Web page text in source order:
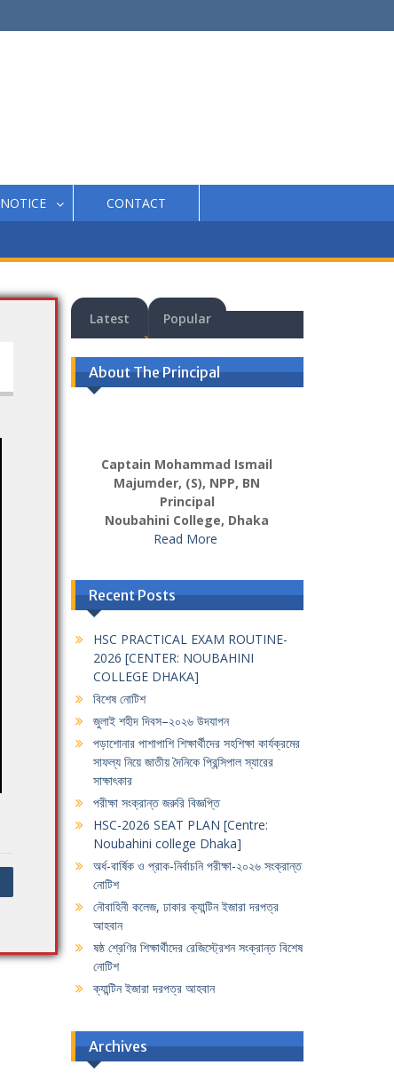
NOTICE CONTACT
Latest Popular
About The Principal
Captain Mohammad Ismail
Majumder, (S), NPP, BN
Principal
Noubahini College, Dhaka
Read More
Recent Posts
HSC PRACTICAL EXAM ROUTINE-
2026 [CENTER: NOUBAHINI
COLLEGE DHAKA]
বিশেষ নোটিশ
জুলাই শহীদ দিবস–২০২৬ উদযাপন
পড়াশোনার পাশাপাশি শিক্ষার্থীদের সহশিক্ষা কার্যক্রমের
সাফল্য নিয়ে জাতীয় দৈনিকে প্রিন্সিপাল স্যারের
সাক্ষাৎকার
পরীক্ষা সংক্রান্ত জরুরি বিজ্ঞপ্তি
HSC-2026 SEAT PLAN [Centre:
Noubahini college Dhaka]
অর্ধ-বার্ষিক ও প্রাক-নির্বাচনি পরীক্ষা-২০২৬ সংক্রান্ত
নোটিশ
নৌবাহিনী কলেজ, ঢাকার ক্যান্টিন ইজারা দরপত্র
আহবান
ষষ্ঠ শ্রেণির শিক্ষার্থীদের রেজিস্ট্রেশন সংক্রান্ত বিশেষ
নোটিশ
ক্যান্টিন ইজারা দরপত্র আহবান
Archives